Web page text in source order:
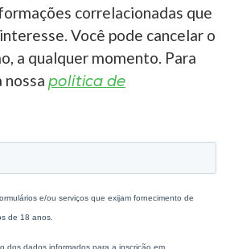
correlacionadas que
Você pode cancelar o
a qualquer momento. Para
nossa política de